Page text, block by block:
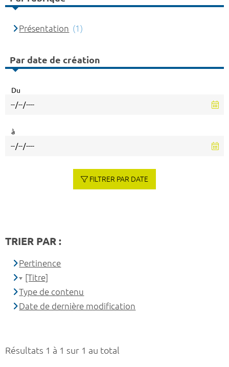
Résultats 1 à 1 sur 1 au total
Présentation (1)
Par date de création
Du
à
FILTRER PAR DATE
TRIER PAR :
Pertinence
[Titre]
Type de contenu
Date de dernière modification